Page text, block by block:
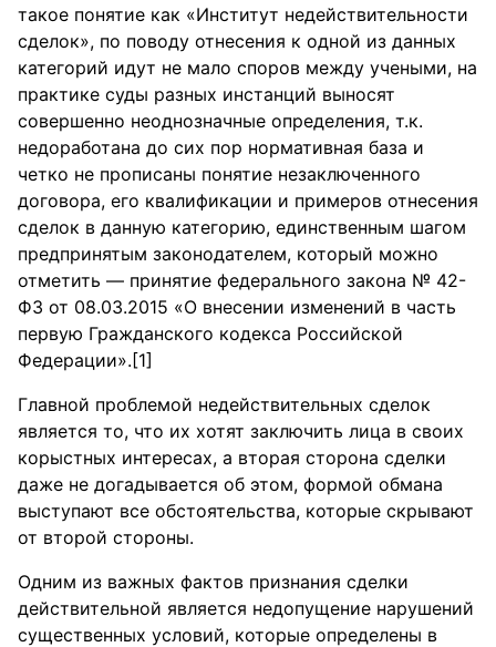
такое понятие как «Институт недействительности
сделок», по поводу отнесения к одной из данных
категорий идут не мало споров между учеными, на
практике суды разных инстанций выносят
совершенно неоднозначные определения, т.к.
недоработана до сих пор нормативная база и
четко не прописаны понятие незаключенного
договора, его квалификации и примеров отнесения
сделок в данную категорию, единственным шагом
предпринятым законодателем, который можно
отметить — принятие федерального закона № 42-
ФЗ от 08.03.2015 «О внесении изменений в часть
первую Гражданского кодекса Российской
Федерации».[1]
Главной проблемой недействительных сделок
является то, что их хотят заключить лица в своих
корыстных интересах, а вторая сторона сделки
даже не догадывается об этом, формой обмана
выступают все обстоятельства, которые скрывают
от второй стороны.
Одним из важных фактов признания сделки
действительной является недопущение нарушений
существенных условий, которые определены в